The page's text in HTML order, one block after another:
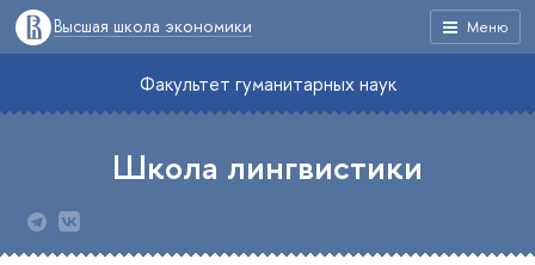
Меню
Высшая школа экономики
Факультет гуманитарных наук
Школа лингвистики